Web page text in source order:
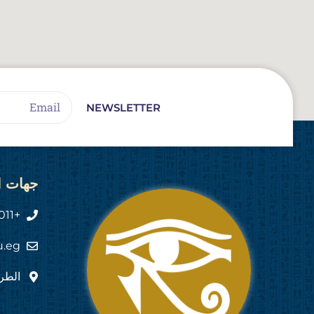
NEWSLETTER
جهات
+2011 444 555 82